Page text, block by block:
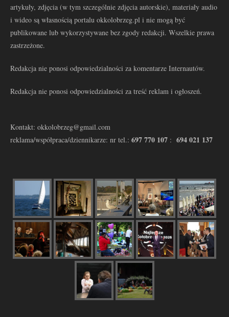
artykuły, zdjęcia (w tym szczególnie zdjęcia autorskie), materiały audio
i wideo są własnością portalu okkolobrzeg.pl i nie mogą być
publikowane lub wykorzystywane bez zgody redakcji. Wszelkie prawa
zastrzeżone.
Redakcja nie ponosi odpowiedzialności za komentarze Internautów.
Redakcja nie ponosi odpowiedzialności za treść reklam i ogłoszeń.
Kontakt: okkolobrzeg@gmail.com
reklama/współpraca/dziennikarze: nr tel.: 697 770 107 : 694 021 137